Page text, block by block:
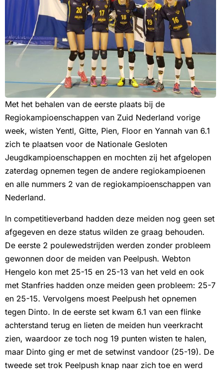
Met het behalen van de eerste plaats bij de
Regiokampioenschappen van Zuid Nederland vorige
week, wisten Yentl, Gitte, Pien, Floor en Yannah van 6.1
zich te plaatsen voor de Nationale Gesloten
Jeugdkampioenschappen en mochten zij het afgelopen
zaterdag opnemen tegen de andere regiokampioenen
en alle nummers 2 van de regiokampioenschappen van
Nederland.
In competitieverband hadden deze meiden nog geen set
afgegeven en deze status wilden ze graag behouden.
De eerste 2 poulewedstrijden werden zonder probleem
gewonnen door de meiden van Peelpush. Webton
Hengelo kon met 25-15 en 25-13 van het veld en ook
met Stanfries hadden onze meiden geen probleem: 25-7
en 25-15. Vervolgens moest Peelpush het opnemen
tegen Dinto. In de eerste set kwam 6.1 van een flinke
achterstand terug en lieten de meiden hun veerkracht
zien, waardoor ze toch nog 19 punten wisten te halen,
maar Dinto ging er met de setwinst vandoor (25-19). De
tweede set trok Peelpush knap naar zich toe en werd